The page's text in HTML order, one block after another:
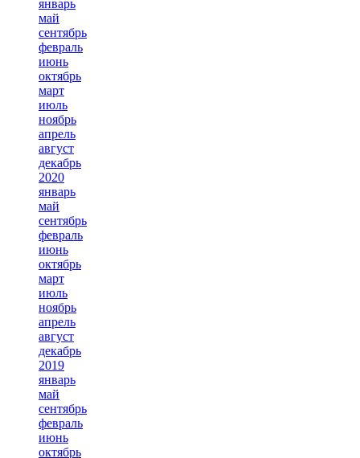
январь
май
сентябрь
февраль
июнь
октябрь
март
июль
ноябрь
апрель
август
декабрь
2020
январь
май
сентябрь
февраль
июнь
октябрь
март
июль
ноябрь
апрель
август
декабрь
2019
январь
май
сентябрь
февраль
июнь
октябрь